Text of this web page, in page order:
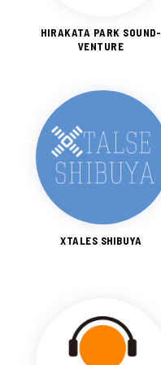
HIRAKATA PARK SOUND-
VENTURE
XTALES SHIBUYA